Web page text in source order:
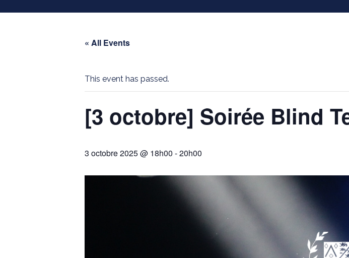
« All Events
This event has passed.
[3 octobre] Soirée Blind
3 octobre 2025 @ 18h00 -20h00